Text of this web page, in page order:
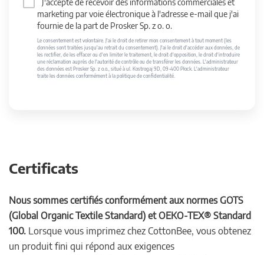
J'accepte de recevoir des informations commerciales et
marketing par voie électronique à l'adresse e-mail que j'ai
fournie de la part de Prosker Sp. z o. o.
Le consentement est volontaire. J'ai le droit de retirer mon consentement à tout moment (les
données sont traitées jusqu'au retrait du consentement). J'ai le droit d'accéder aux données, de
les rectifier, de les effacer ou d'en limiter le traitement, le droit d'opposition, le droit d'introduire
une réclamation auprès de l'autorité de contrôle ou de transférer les données. L'administrateur
des données est Prosker Sp. z o.o., situé à ul. Kostrogaj 9D, 09-400 Płock. L'administrateur
traite les données conformément à la politique de confidentialité.
Certificats
Nous sommes certifiés conformément aux normes GOTS
(Global Organic Textile Standard) et OEKO-TEX® Standard
100. Lorsque vous imprimez chez CottonBee, vous obtenez
un produit fini qui répond aux exigences